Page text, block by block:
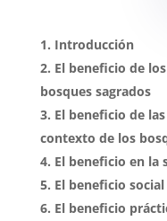
Introducción
El beneficio de
bosques sagrados
El beneficio de
contexto de los
El beneficio en la
El beneficio
El beneficio